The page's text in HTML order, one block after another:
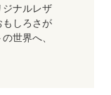
ジナルレザ
もしろさが
世界へ、